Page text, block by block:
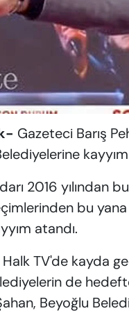
Gazeteci Barış
2016 yılından
bu
atandı.
Halk TV'de kayda
de
Beyoğlu